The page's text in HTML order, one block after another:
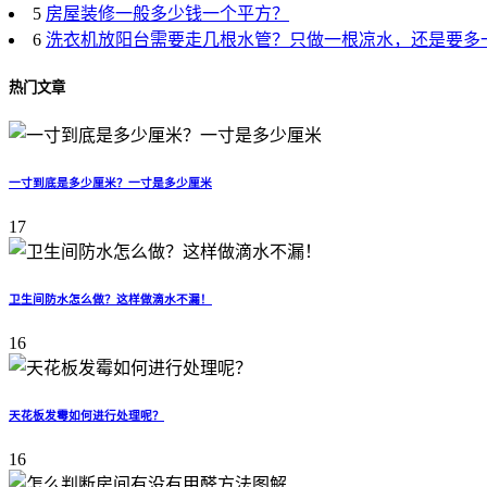
5 房屋装修一般多少钱一个平方？
6 洗衣机放阳台需要走几根水管？只做一根凉水，还是要多
热门文章
一寸到底是多少厘米？一寸是多少厘米
17
卫生间防水怎么做？这样做滴水不漏！
16
天花板发霉如何进行处理呢？
16